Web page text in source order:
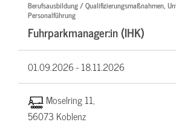
Berufsausbildung / Qualifizierungsmaßnahmen,
Personalführung
Fuhrparkmanager:in (IHK)
01.09.2026 -18.11.2026
Moselring 11,
56073 Koblenz